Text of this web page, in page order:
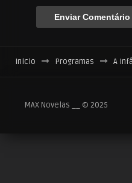
Inicio Programas A
MAX Novelas __ © 2025